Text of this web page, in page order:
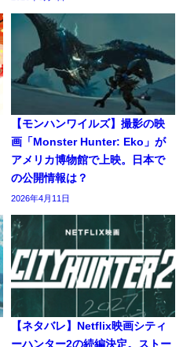
【モンハンワイルズ】撮影の映
画「Monster Hunter: Eko」が
アメリカ博物館で上映。日本で
の公開情報は？
2026年4月11日
【ネタバレ】Netflix映画シティ
ーハンター2の続編決定。ストー